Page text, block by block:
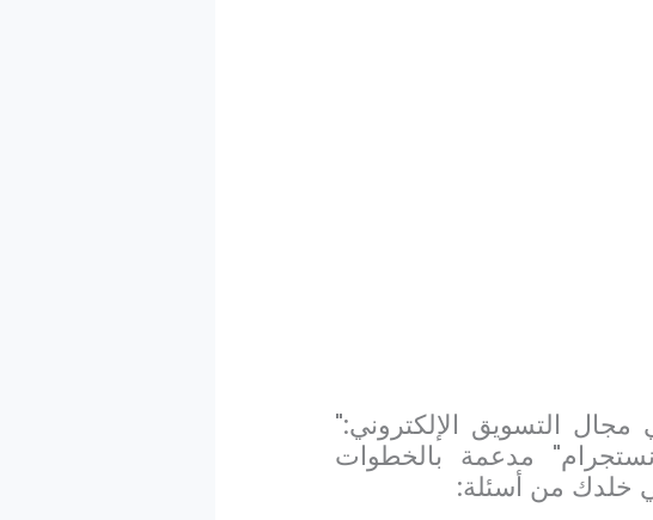
التسويق الإلكتروني:"
مدعمة بالخطوات
خلدك من أسئلة: